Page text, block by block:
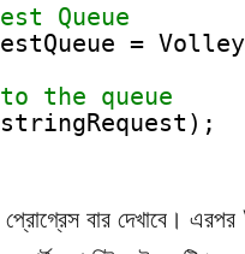
Queue
=
the queue
বার দেখাবে।